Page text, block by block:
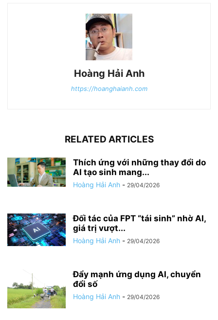
Hoàng Hải Anh
https://hoanghaianh.com
RELATED ARTICLES
Thích ứng với những thay đổi do
AI tạo sinh mang...
Hoàng Hải Anh - 29/04/2026
Đối tác của FPT “tái sinh” nhờ AI,
giá trị vượt...
Hoàng Hải Anh - 29/04/2026
Đẩy mạnh ứng dụng AI, chuyển
đổi số
Hoàng Hải Anh - 29/04/2026